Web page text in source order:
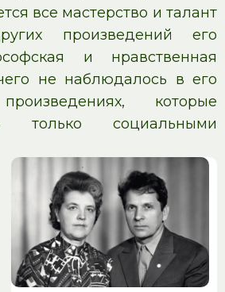
все мастерство и талант
произведений его
и нравственная
не наблюдалось в его
которые
только социальными